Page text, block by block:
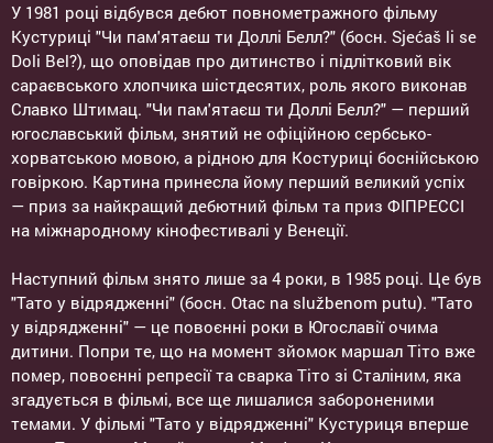
У 1981 році відбувся дебют повнометражного фільму
Кустуриці "Чи пам'ятаєш ти Доллі Белл?" (босн. Sjećaš li se
Doli Bel?), що оповідав про дитинство і підлітковий вік
сараєвського хлопчика шістдесятих, роль якого виконав
Славко Штимац. "Чи пам'ятаєш ти Доллі Белл?" — перший
югославський фільм, знятий не офіційною сербсько-
хорватською мовою, а рідною для Костуриці боснійською
говіркою. Картина принесла йому перший великий успіх
— приз за найкращий дебютний фільм та приз ФІПРЕССІ
на міжнародному кінофестивалі у Венеції.
Наступний фільм знято лише за 4 роки, в 1985 році. Це був
"Тато у відрядженні" (босн. Otac na službenom putu). "Тато
у відрядженні" — це повоєнні роки в Югославії очима
дитини. Попри те, що на момент зйомок маршал Тіто вже
помер, повоєнні репресії та сварка Тіто зі Сталіним, яка
згадується в фільмі, все ще лишалися забороненими
темами. У фільмі "Тато у відрядженні" Кустуриця вперше